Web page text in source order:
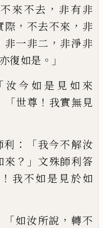
不來不去 ， 非有非
際 ， 不去不來 ， 非
非一非二 ， 非淨非
復如是 。」
汝今如是見如來
「世尊 ！ 我實無見
利 ：「我今不解汝
來 ？」 文殊師利答
！ 我不如是見於如
「如汝所說 ， 轉不